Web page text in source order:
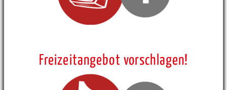
Freizeitangebot vorschlagen!